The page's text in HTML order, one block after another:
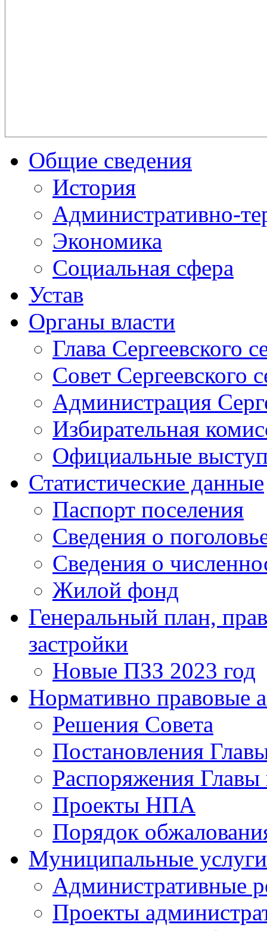
Общие сведения
История
Административно-
Экономика
Социальная сфера
Устав
Органы власти
Глава Сергеевского
Совет Сергеевского
Администрация
Избирательная
Официальные
Статистические данные
Паспорт поселения
Сведения о
Сведения о
Жилой фонд
Генеральный план,
застройки
Новые ПЗЗ 2023 год
Нормативно правовые
Решения Совета
Постановления
Распоряжения Главы
Проекты НПА
Порядок
Муниципальные услуги
Административные
Проекты